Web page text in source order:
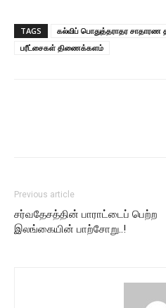
TAGS
கல்விப் பொதுத்தராதர சாதாரண
பரீட்சைகள் திணைக்களம்
Previous article
சர்வதேசத்தின் பாராட்டைப் பெற்ற
இலங்கையின் பாற்சோறு..!